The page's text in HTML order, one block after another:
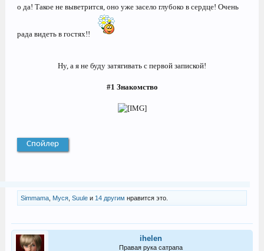
о да! Такое не выветрится, оно уже засело глубоко в сердце! Очень
рада видеть в гостях!!
Ну, а я не буду затягивать с первой запиской!
#1 Знакомство
Спойлер
Simmama, Муся, Suuleи 14 другим нравится это.
ihelen
Правая рука сатрапа